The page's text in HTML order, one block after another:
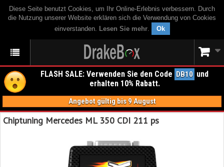
Diese Seite benutzt Cookies, um Ihr Online-Erlebnis verbessern. Durch
die Nutzung unserer Website erklären sich die Verwendung von Cookies
einverstanden. Lesen Sie mehr. Ok
FLASH SALE: Verwenden Sie den Code DB10 und
erhalten 10% Rabatt.
Angebot gültig bis 9 August
Chiptuning Mercedes ML 350 CDI 211 ps